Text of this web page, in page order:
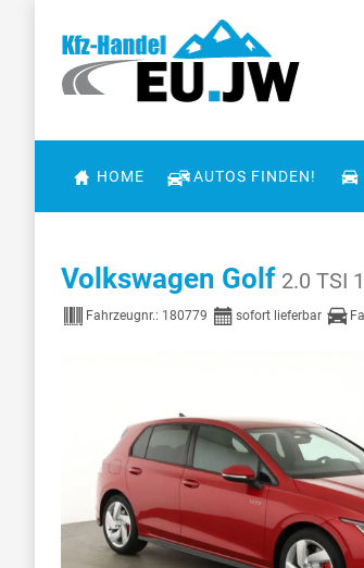
HOME AUTOS FINDEN!
Volkswagen Golf 2.0 TSI
Fahrzeugnr.: 180779 sofort lieferbar